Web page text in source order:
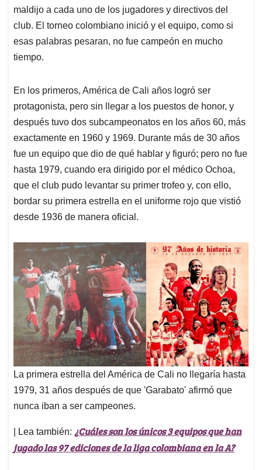
maldijo a cada uno de los jugadores y directivos del
club. El torneo colombiano inició y el equipo, como si
esas palabras pesaran, no fue campeón en mucho
tiempo.
En los primeros, América de Cali años logró ser
protagonista, pero sin llegar a los puestos de honor, y
después tuvo dos subcampeonatos en los años 60, más
exactamente en 1960 y 1969. Durante más de 30 años
fue un equipo que dio de qué hablar y figuró; pero no fue
hasta 1979, cuando era dirigido por el médico Ochoa,
que el club pudo levantar su primer trofeo y, con ello,
bordar su primera estrella en el uniforme rojo que vistió
desde 1936 de manera oficial.
La primera estrella del América de Cali no llegaría hasta
1979, 31 años después de que 'Garabato' afirmó que
nunca iban a ser campeones.
| Lea también: ¿Cuáles son los únicos 3 equipos que han
jugado las 97 ediciones de la liga colombiana en la A?